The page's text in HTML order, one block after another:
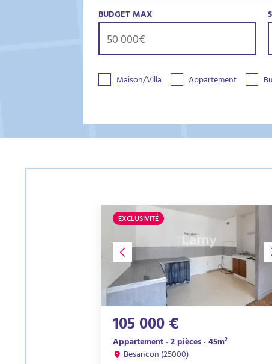
BUDGET MAX
Maison/Villa Appartement
EXCLUSIVITÉ
105 000 €
Appartement · 2 pièces · 45m²
Besancon (25000)